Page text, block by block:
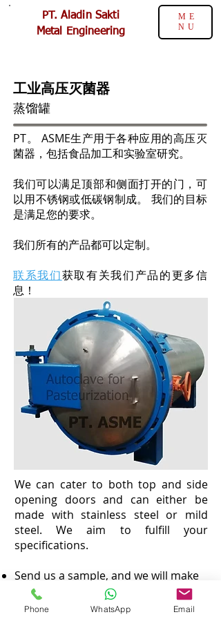
PT. Aladin Sakti
Metal Engineering
ME
NU
工业高压灭菌器
蒸馏罐
PT。 ASME生产用于各种应用的高压灭
菌器，包括食品加工和实验室研究。
我们可以满足顶部和侧面打开的门，可
以用不锈钢或低碳钢制成。 我们的目标
是满足您的要求。
我们所有的产品都可以定制。
联系我们获取有关我们产品的更多信
息！
We can cater to both top and side
opening doors and can either be
made with stainless steel or mild
steel. We aim to fulfill your
specifications.
Send us a sample, and we will make
sure it works for your use case.
All ofour productsare open to
Phone WhatsApp Email